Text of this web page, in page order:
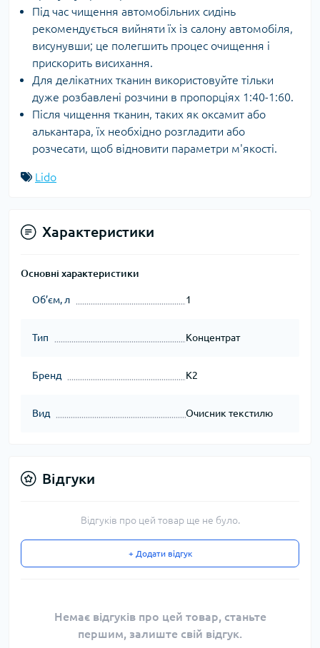
Під час чищення автомобільних сидінь
рекомендується вийняти їх із салону автомобіля,
висунувши; це полегшить процес очищення і
прискорить висихання.
Для делікатних тканин використовуйте тільки
дуже розбавлені розчини в пропорціях 1:40-1:60.
Після чищення тканин, таких як оксамит або
алькантара, їх необхідно розгладити або
розчесати, щоб відновити параметри м'якості.
Lido
Характеристики
Основні характеристики
Об’єм, л 1
Тип Концентрат
Бренд K2
Вид Очисник текстилю
Відгуки
Відгуків про цей товар ще не було.
+ Додати відгук
Немає відгуків про цей товар, станьте
першим, залиште свій відгук.